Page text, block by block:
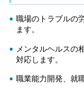
職場のトラブルの
ます。
メンタルヘルスの
対応します。
職業能力開発、就